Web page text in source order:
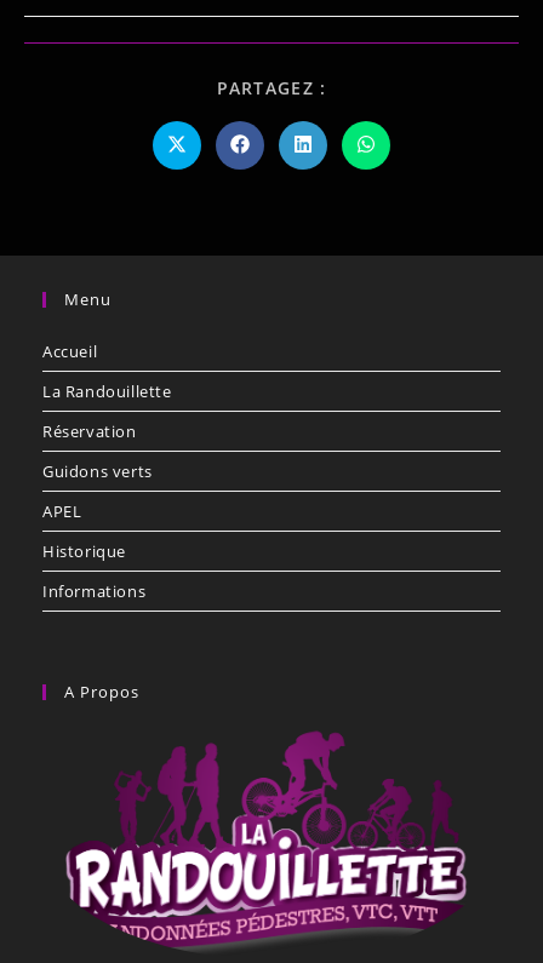
PARTAGEZ :
Menu
Accueil
La Randouillette
Réservation
Guidons verts
APEL
Historique
Informations
A Propos